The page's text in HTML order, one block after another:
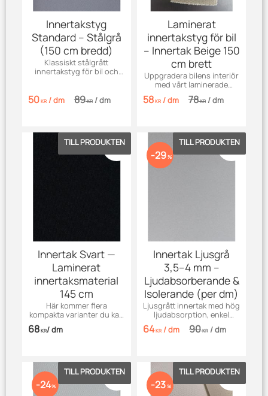
Innertakstyg
Standard – Stålgrå
(150 cm bredd)
Klassiskt stålgrått
innertakstyg för bil och
50KR /dm 89KR /dm
Laminerat
innertakstyg för bil
– Innertak Beige 150
cm brett
Uppgradera bilens interiör
med vårt laminerade
innertakstyg i beige.
Perfekt för hårda takskivor,
58KR /dm 78KR /dm
Innertak Svart —
Laminerat
innertaksmaterial
145 cm
Här kommer flera
kompakta varianter du kan
använda där utrymmet är
begränsat — välj den som
68KR/dm
Lägg till i favoriter
Innertak Ljusgrå
3,5–4 mm –
Ljudabsorberande &
Isolerande (per dm)
Ljusgrått innertak med hög
ljudabsorption, enkel
installation – säljs per dm.
64KR /dm 90KR /dm
29% Lägg till
24% Lägg till i favoriter
23% Lägg till